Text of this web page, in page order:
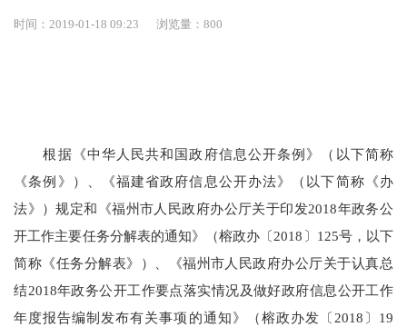
时间：2019-01-18 09:23 浏览量：800
根据《中华人民共和国政府信息公开条例》（以下简称
《条例》）
、《福建省政府信息公开办法》（以下简称《办
法》）规定和《福州市人民政府办公厅关于印发2018年政务公
开工作主要任务分解表的通知》（榕政办 〔2018 〕 125号，以下
简称《任务分解表》
）、 《福州市人民政府办公厅关于认真总
结2018年政务公开工作要点落实情况及做好政府信息公开工作
年度报告编制发布有关事项的通知》（榕政办发 〔 2018 〕 19